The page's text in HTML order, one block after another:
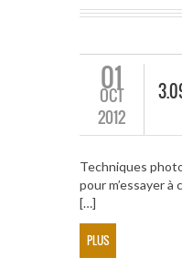
01
OCT
2012
Techniques
pour m’essayer
[…]
PLUS